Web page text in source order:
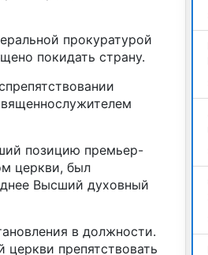
прокуратурой
покидать страну.
позицию премьер-
церкви, был
Высший духовный
в должности.
препятствовать